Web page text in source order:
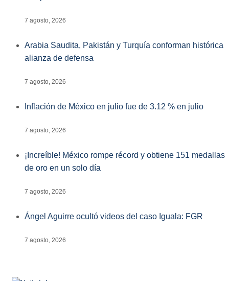
7 agosto, 2026
Arabia Saudita, Pakistán y Turquía conforman histórica
alianza de defensa
7 agosto, 2026
Inflación de México en julio fue de 3.12 % en julio
7 agosto, 2026
¡Increíble! México rompe récord y obtiene 151 medallas
de oro en un solo día
7 agosto, 2026
Ángel Aguirre ocultó videos del caso Iguala: FGR
7 agosto, 2026